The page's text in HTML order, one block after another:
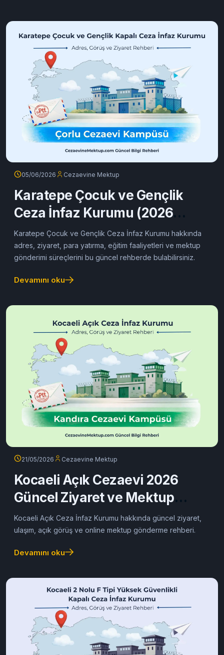
05/06/2026 Cezaevine Mektup
Karatepe Çocuk ve Gençlik
Ceza İnfaz Kurumu (2026
Rehberi)
Karatepe Çocuk ve Gençlik Ceza İnfaz Kurumu hakkında
adres, ziyaret, para yatırma, eğitim faaliyetleri ve mektup
gönderimi süreçlerini bu güncel rehberde bulabilirsiniz.
Devamını oku
21/05/2026 Cezaevine Mektup
Kocaeli Açık Cezaevi 2026
Güncel Ziyaret ve Mektup
Rehberi
Kocaeli Açık Ceza İnfaz Kurumu hakkında güncel ziyaret,
ulaşım, açık görüş ve online mektup gönderme rehberi.
Devamını oku